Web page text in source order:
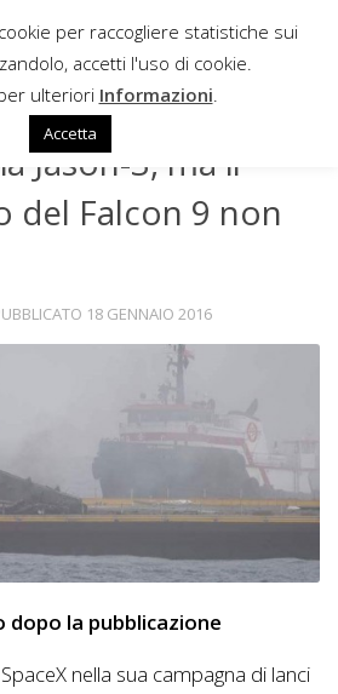
Jason-3, ma il
del Falcon 9 non
18 GENNAIO 2016
la pubblicazione
nella sua campagna di lanci
per raccogliere statistiche sui
accetti l'uso di cookie.
ulteriori Informazioni
Accetta